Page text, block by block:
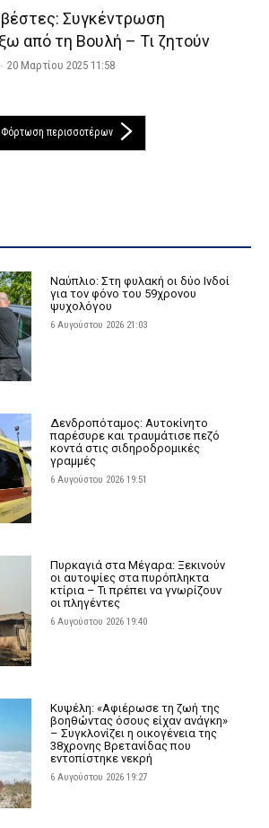
Συγκέντρωση
από τη Βουλή – Τι ζητούν
- 20 Μαρτίου 2025 11:58
Φόρτωση περισσοτέρων
Ναύπλιο: Στη φυλακή οι δύο Ινδοί
για τον φόνο του 59χρονου
ψυχολόγου
6 Αυγούστου 2026 21:03
Δενδροπόταμος: Αυτοκίνητο
παρέσυρε και τραυμάτισε πεζό
κοντά στις σιδηροδρομικές
γραμμές
6 Αυγούστου 2026 19:51
Πυρκαγιά στα Μέγαρα: Ξεκινούν
οι αυτοψίες στα πυρόπληκτα
κτίρια – Τι πρέπει να γνωρίζουν
οι πληγέντες
6 Αυγούστου 2026 19:40
Κυψέλη: «Αφιέρωσε τη ζωή της
βοηθώντας όσους είχαν ανάγκη»
– Συγκλονίζει η οικογένεια της
38χρονης Βρετανίδας που
εντοπίστηκε νεκρή
6 Αυγούστου 2026 19:27